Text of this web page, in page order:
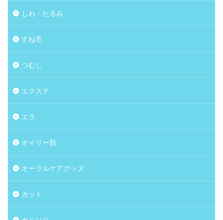
しわ・たるみ
すね毛
つむじ
エクステ
エラ
オイリー肌
オーラルケアグッズ
カット